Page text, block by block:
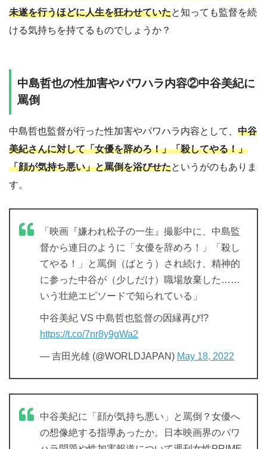
未遂を行うほどに人生を狂わせていたと知っても監督を続
ける気持ちを持てるものでしょうか？
中島哲也の性加害やパワハラ内容②中谷美紀に
罵倒
中島哲也監督が行った性加害やパワハラ内容として、 中谷
美紀さんに対して「女優を辞めろ！」「殺してやる！」
「顔が気持ち悪い」と罵倒を浴びせたというがのもありま
す。
「映画『嫌われ松子の一生』撮影中に、中島監
督から連日のように「女優を辞めろ！」「殺し
てやる！」と罵倒（ばとう）され続け、精神的
に参った中谷が（少しだけ）職場放棄した……
いう壮絶エピソードで知られている」
中谷美紀 VS 中島哲也監督の因縁再び!?
https://t.co/7nr8y9gWa2
— 吉田光雄 (@WORLDJAPAN) May 18, 2022
中谷美紀に「顔が気持ち悪い」と罵倒？女優へ
の想像絶する指導あったか。日本映画界のパワ